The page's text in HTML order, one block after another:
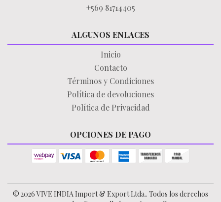
+569 81714405
ALGUNOS ENLACES
Inicio
Contacto
Términos y Condiciones
Política de devoluciones
Política de Privacidad
OPCIONES DE PAGO
© 2026 VIVE INDIA Import & Export Ltda.. Todos los derechos